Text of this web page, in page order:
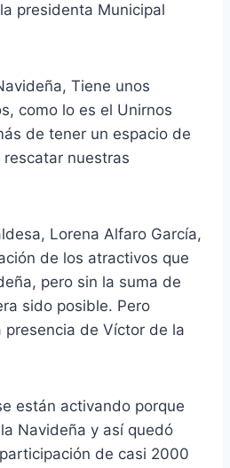
presidenta Municipal
Tiene unos
como lo es el Unirnos
de tener un espacio de
nuestras
Lorena Alfaro García,
de los atractivos que
pero sin la suma de
sido posible. Pero
presencia de Víctor de la
están activando porque
Navideña y así quedó
de casi 2000